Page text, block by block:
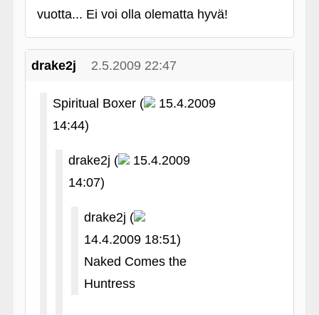
vuotta... Ei voi olla olematta hyvä!
drake2j 2.5.2009 22:47
Spiritual Boxer (
15.4.2009
14:44)
drake2j (
15.4.2009
14:07)
drake2j (
14.4.2009 18:51)
Naked Comes the
Huntress